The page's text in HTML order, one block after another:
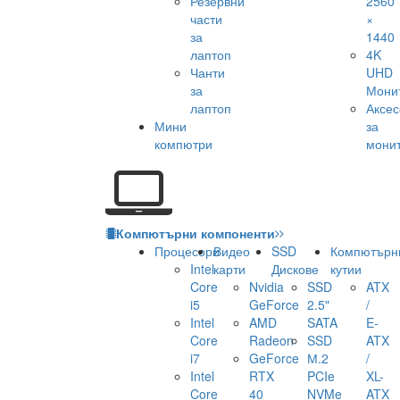
части
за
лаптоп
Чанти
за
лаптоп
Мини
компютри
×
1440
4K
UHD
за
Компютърни компоненти
Процесори
Intel
Core
i5
Intel
Core
i7
Intel
Core
Видео
карти
Nvidia
GeForce
AMD
Radeon
GeForce
RTX
40
SSD
Дискове
SSD
2.5"
SATA
SSD
М.2
PCIe
NVMe
кутии
ATX
/
E-
ATX
/
XL-
ATX